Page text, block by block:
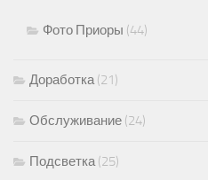
Фото Приоры (44)
Доработка(21)
Обслуживание (24)
Подсветка(25)